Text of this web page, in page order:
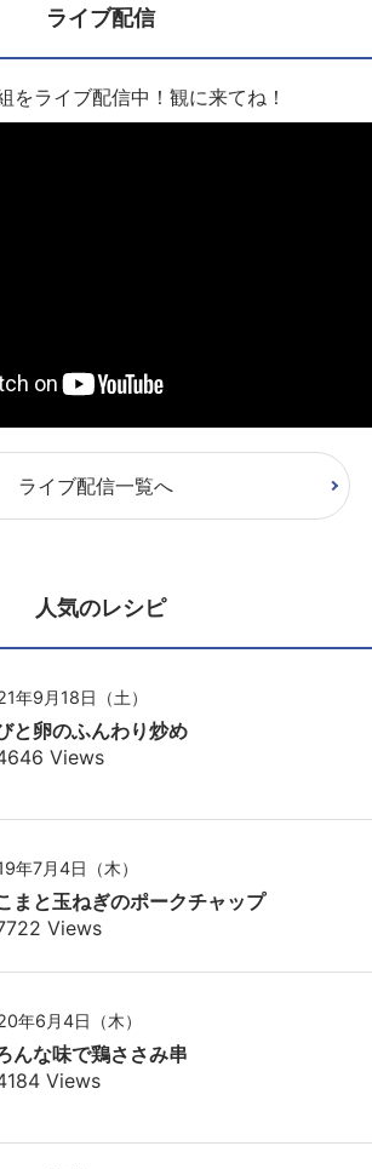
ライブ配信
をライブ配信中！観に来てね！
ライブ配信一覧へ
人気のレシピ
年9月18日（土）
と卵のふんわり炒め
Views
年7月4日（木）
まと玉ねぎのポークチャップ
Views
年6月4日（木）
んな味で鶏ささみ串
Views